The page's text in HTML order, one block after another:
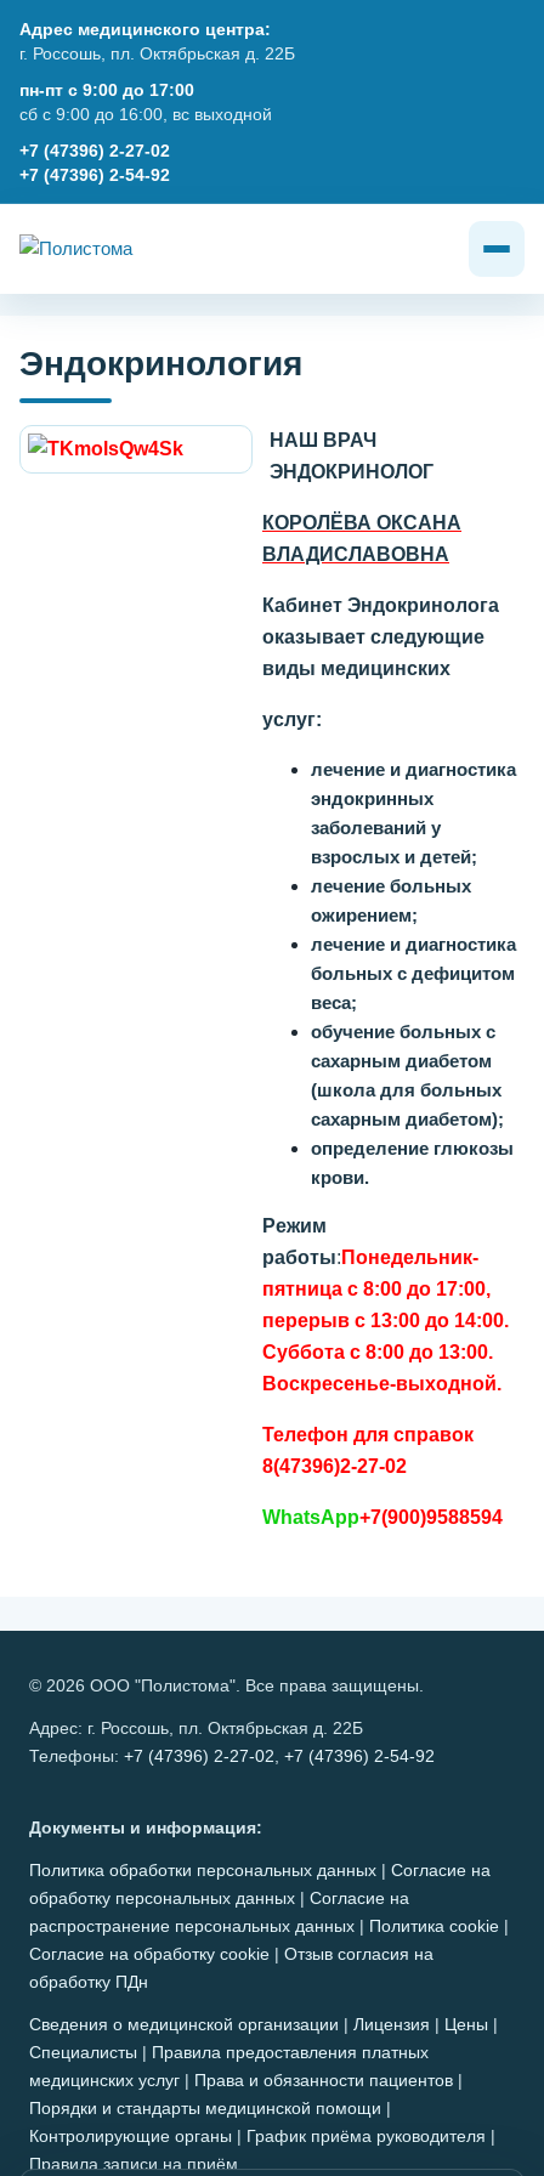
Адрес медицинского центра:
г. Россошь, пл. Октябрьская д. 22Б
пн-пт с 9:00 до 17:00
сб с 9:00 до 16:00, вс выходной
+7 (47396) 2-27-02
+7 (47396) 2-54-92
Эндокринология
НАШ ВРАЧ
ЭНДОКРИНОЛОГ
КОРОЛЁВА ОКСАНА
ВЛАДИСЛАВОВНА
Кабинет Эндокринолога
оказывает следующие
виды медицинских
услуг:
лечение и диагностика
эндокринных
заболеваний у
взрослых и детей;
лечение больных
ожирением;
лечение и диагностика
больных с дефицитом
веса;
обучение больных с
сахарным диабетом
(школа для больных
сахарным диабетом);
определение глюкозы
крови.
Режим
работы: Понедельник-
пятница с 8:00 до 17:00,
перерыв с 13:00 до 14:00.
Суббота с 8:00 до 13:00.
Воскресенье-выходной.
Телефон для справок
8(47396)2-27-02
WhatsApp+7(900)9588594
© 2026 ООО "Полистома". Все права защищены.
Адрес: г. Россошь, пл. Октябрьская д. 22Б
Телефоны: +7 (47396) 2-27-02 +7 (47396) 2-54-92
Документы и информация:
Политика обработки персональных данных | Согласие на
обработку персональных данных | Согласие на
распространение персональных данных | Политика cookie |
Согласие на обработку cookie | Отзыв согласия на
обработку ПДн
Сведения о медицинской организации | Лицензия | Цены |
Специалисты | Правила предоставления платных
медицинских услуг | Права и обязанности пациентов |
Порядки и стандарты медицинской помощи |
Контролирующие органы | График приёма руководителя |
Правила записи на приём